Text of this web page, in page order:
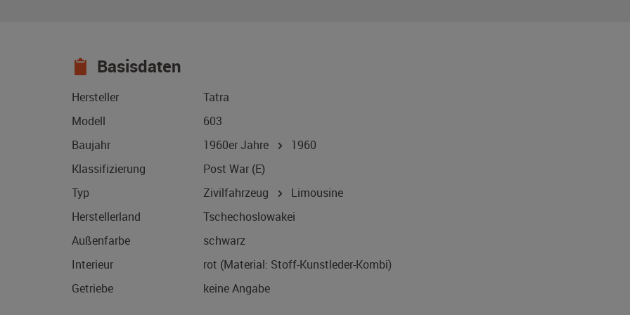
Basisdaten
Hersteller
Tatra
Modell
603
Baujahr
1960er Jahre
1960
Klassifizierung
Post War (E)
Typ
Zivilfahrzeug
Limousine
Herstellerland
Tschechoslowakei
Außenfarbe
schwarz
Interieur
rot (Material: Stoff-Kunstleder-Kombi)
Getriebe
keine Angabe